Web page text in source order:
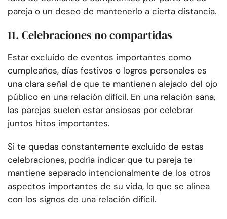
pareja o un deseo de mantenerlo a cierta distancia.
11. Celebraciones no compartidas
Estar excluido de eventos importantes como
cumpleaños, días festivos o logros personales es
una clara señal de que te mantienen alejado del ojo
público en una relación difícil. En una relación sana,
las parejas suelen estar ansiosas por celebrar
juntos hitos importantes.
Si te quedas constantemente excluido de estas
celebraciones, podría indicar que tu pareja te
mantiene separado intencionalmente de los otros
aspectos importantes de su vida, lo que se alinea
con los signos de una relación difícil.